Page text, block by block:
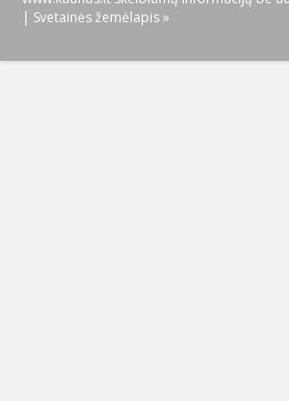
| Svetainės žemėlapis »